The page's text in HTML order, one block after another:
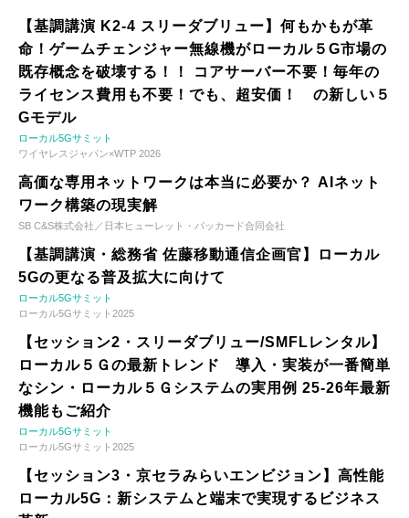
【基調講演 K2-4 スリーダブリュー】何もかもが革
命！ゲームチェンジャー無線機がローカル５G市場の
既存概念を破壊する！！ コアサーバー不要！毎年の
ライセンス費用も不要！でも、超安価！ の新しい５
Gモデル
ローカル5Gサミット
ワイヤレスジャパン×WTP 2026
高価な専用ネットワークは本当に必要か？ AIネット
ワーク構築の現実解
SB C&S株式会社／日本ヒューレット・パッカード合同会社
【基調講演・総務省 佐藤移動通信企画官】ローカル
5Gの更なる普及拡大に向けて
ローカル5Gサミット
ローカル5Gサミット2025
【セッション2・スリーダブリュー/SMFLレンタル】
ローカル５Ｇの最新トレンド 導入・実装が一番簡単
なシン・ローカル５Ｇシステムの実用例 25-26年最新
機能もご紹介
ローカル5Gサミット
ローカル5Gサミット2025
【セッション3・京セラみらいエンビジョン】高性能
ローカル5G：新システムと端末で実現するビジネス